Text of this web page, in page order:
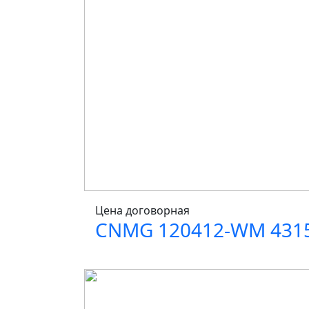
Цена договорная
CNMG 120412-WM